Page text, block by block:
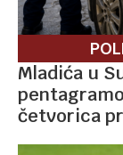
Mladića u
četvorica